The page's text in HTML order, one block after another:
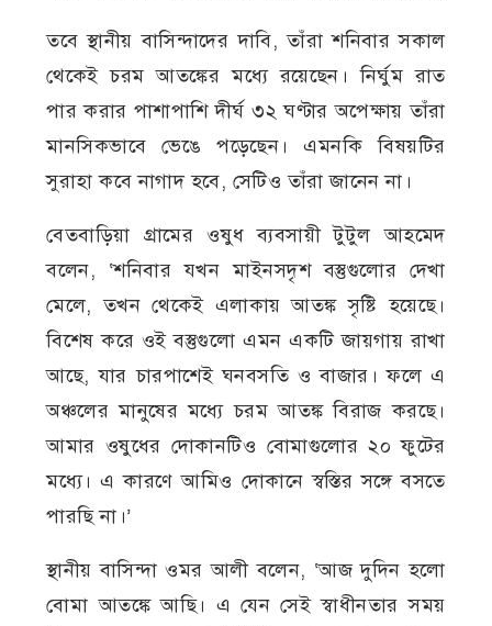
তবে স্থানীয় বাসিন্দাদের দাবি, তাঁরা শনিবার সকাল
থেকেই চরম আতঙ্কের মধ্যে রয়েছেন। নির্ঘুম রাত
পার করার পাশাপাশি দীর্ঘ ৩২ ঘণ্টার অপেক্ষায় তাঁরা
মানসিকভাবে ভেঙে পড়েছেন। এমনকি বিষয়টির
সুরাহা কবে নাগাদ হবে, সেটিও তাঁরা জানেন না।
বেতবাড়িয়া গ্রামের ওষুধ ব্যবসায়ী টুটুল আহমেদ
বলেন, ‘শনিবার যখন মাইনসদৃশ বস্তুগুলোর দেখা
মেলে, তখন থেকেই এলাকায় আতঙ্ক সৃষ্টি হয়েছে।
বিশেষ করে ওই বস্তুগুলো এমন একটি জায়গায় রাখা
আছে, যার চারপাশেই ঘনবসতি ও বাজার। ফলে এ
অঞ্চলের মানুষের মধ্যে চরম আতঙ্ক বিরাজ করছে।
আমার ওষুধের দোকানটিও বোমাগুলোর ২০ ফুটের
মধ্যে। এ কারণে আমিও দোকানে স্বস্তির সঙ্গে বসতে
পারছি না।’
স্থানীয় বাসিন্দা ওমর আলী বলেন, ‘আজ দুদিন হলো
বোমা আতঙ্কে আছি। এ যেন সেই স্বাধীনতার সময়